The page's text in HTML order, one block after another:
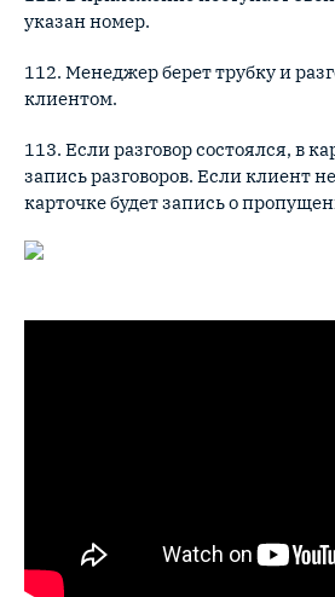
указан номер.
112. Менеджер берет трубку и
клиентом.
113. Если разговор состоялся, в
запись разговоров. Если клиент
карточке будет запись о